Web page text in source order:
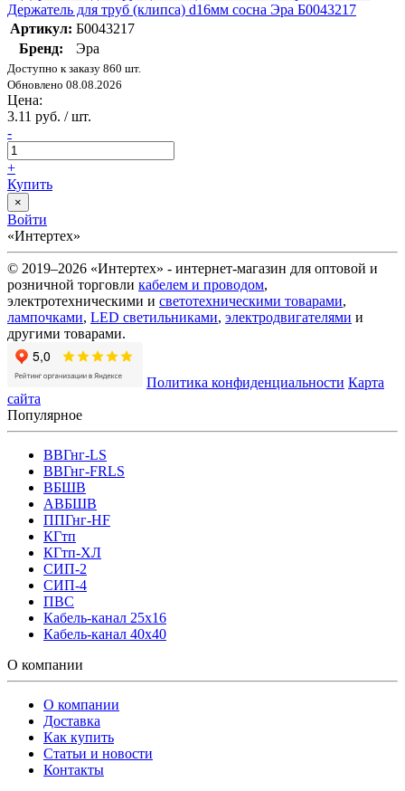
Держатель для труб (клипса) d16мм сосна Эра Б0043217
Артикул: Б0043217
Бренд:
Эра
Доступно к заказу 860 шт.
Обновлено 08.08.2026
Цена:
3.11 руб. / шт.
-
+
Купить
×
Войти
«Интертех»
© 2019–2026 «Интертех» - интернет-магазин для оптовой и
розничной торговли кабелем и проводом,
электротехническими и светотехническими товарами,
лампочками, LED светильниками, электродвигателями и
другими товарами.
Политика конфиденциальности Карта
сайта
Популярное
ВВГнг-LS
ВВГнг-FRLS
ВБШВ
АВБШВ
ППГнг-HF
КГтп
КГтп-ХЛ
СИП-2
СИП-4
ПВС
Кабель-канал 25х16
Кабель-канал 40х40
О компании
О компании
Доставка
Как купить
Статьи и новости
Контакты